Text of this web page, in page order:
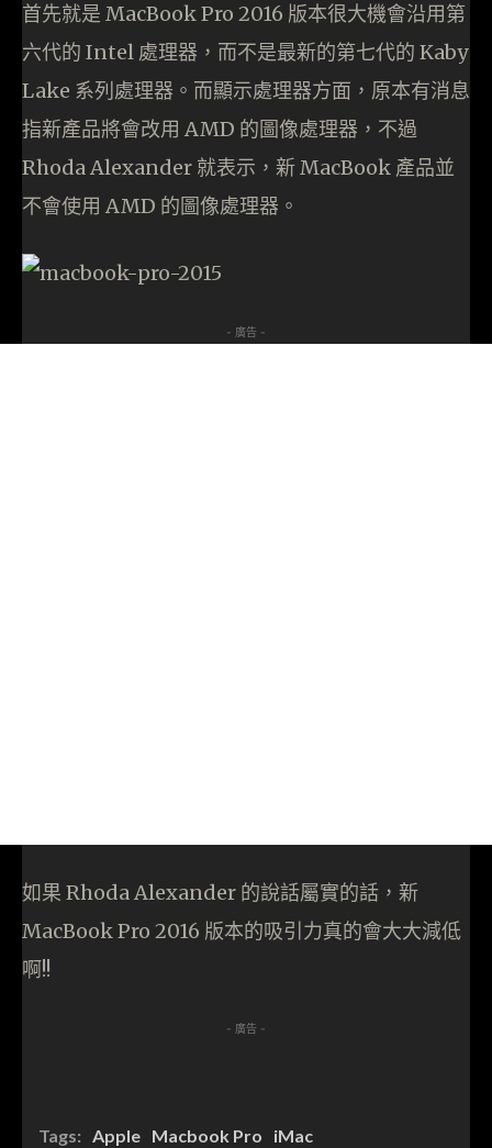
首先就是 MacBook Pro 2016 版本很大機會沿用第
六代的 Intel 處理器，而不是最新的第七代的 Kaby
Lake 系列處理器。而顯示處理器方面，原本有消息
指新產品將會改用 AMD 的圖像處理器，不過
Rhoda Alexander 就表示，新 MacBook 產品並
不會使用 AMD 的圖像處理器。
- 廣告 -
如果 Rhoda Alexander 的說話屬實的話，新
MacBook Pro 2016 版本的吸引力真的會大大減低
啊!!
- 廣告 -
Tags: Apple Macbook Pro iMac